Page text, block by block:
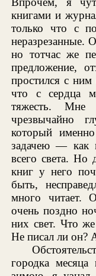
книгами и
только что с
неразрезанные.
но тотчас же
предложение,
простился с
что с сердца
тяжесть. Мне
чрезвычайно
который
задачею — как
всего света.
книг у него
быть,
много читает.
очень поздно
них свет. Что
Не писал ли он?
городка